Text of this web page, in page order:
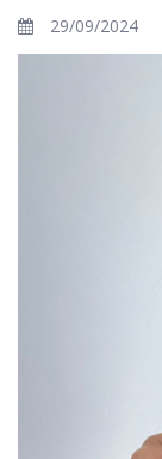
29/09/2024